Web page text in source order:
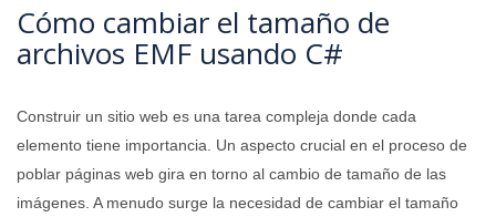
Cómo cambiar el tamaño de
archivos EMF usando C#
Construir un sitio web es una tarea compleja donde cada
elemento tiene importancia. Un aspecto crucial en el proceso de
poblar páginas web gira en torno al cambio de tamaño de las
imágenes. A menudo surge la necesidad de cambiar el tamaño